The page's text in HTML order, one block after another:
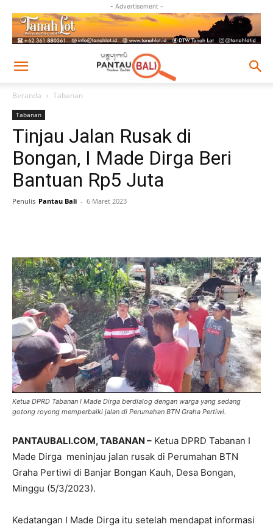
- Advertisement -
Beranda Tabanan
Tabanan
Tinjau Jalan Rusak di
Bongan, I Made Dirga Beri
Bantuan Rp5 Juta
Penulis Pantau Bali - 6 Maret 2023
Ketua DPRD Tabanan I Made Dirga berdialog dengan warga yang sedang
gotong royong memperbaiki jalan di Perumahan BTN Graha Pertiwi.
PANTAUBALI.COM, TABANAN – Ketua DPRD Tabanan I
Made Dirga meninjau jalan rusak di Perumahan BTN
Graha Pertiwi di Banjar Bongan Kauh, Desa Bongan,
Minggu (5/3/2023).
Kedatangan I Made Dirga itu setelah mendapat informasi